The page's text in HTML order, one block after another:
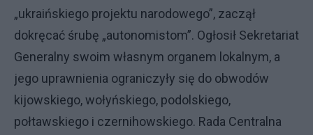
„ukraińskiego projektu narodowego”, zaczął
dokręcać śrubę „autonomistom”. Ogłosił Sekretariat
Generalny swoim własnym organem lokalnym, a
jego uprawnienia ograniczyły się do obwodów
kijowskiego, wołyńskiego, podolskiego,
połtawskiego i czernihowskiego. Rada Centralna